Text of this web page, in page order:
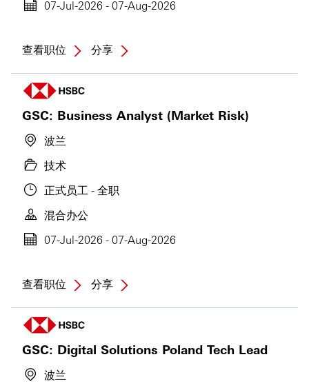
07-Jul-2026 - 07-Aug-2026
查看职位 分享
GSC: Business Analyst (Market Risk)
波兰
技术
正式员工 - 全职
混合办公
07-Jul-2026 - 07-Aug-2026
查看职位 分享
GSC: Digital Solutions Poland Tech Lead
波兰